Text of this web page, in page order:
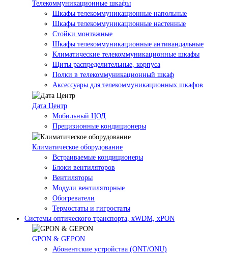
Телекоммуникационные шкафы
Шкафы телекоммуникационные напольные
Шкафы телекоммуникационные настенные
Стойки монтажные
Шкафы телекоммуникационные антивандальные
Климатические телекоммуникационные шкафы
Щиты распределительные, корпуса
Полки в телекоммуникационный шкаф
Аксессуары для телекоммуникационных шкафов
Дата Центр
Мобильный ЦОД
Прецизионные кондиционеры
Климатичeское оборудование
Встраиваемые кондиционеры
Блоки вентиляторов
Вентиляторы
Модули вентиляторные
Обогреватели
Термостаты и гигростаты
Системы оптического транспорта, xWDM, xPON
GPON & GEPON
Абонентские устройства (ONT/ONU)